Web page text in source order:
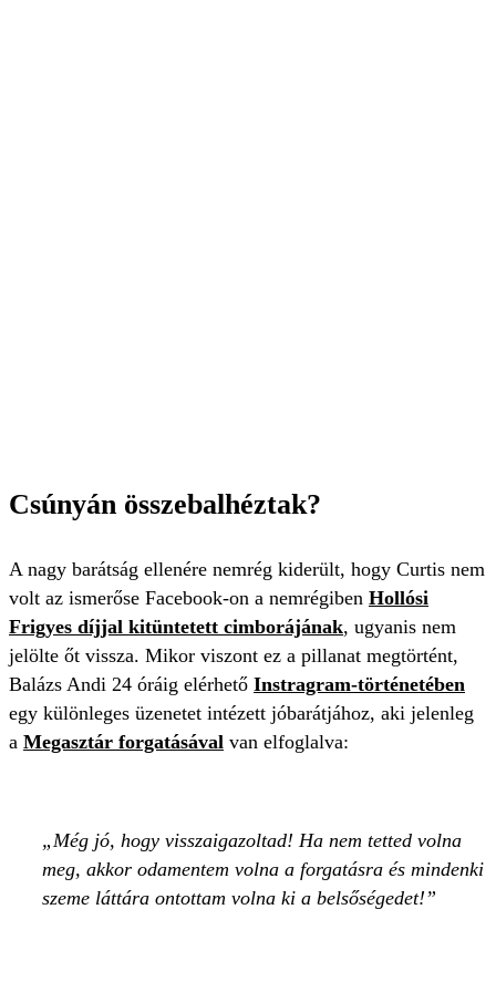
Csúnyán összebalhéztak?
A nagy barátság ellenére nemrég kiderült, hogy Curtis nem
volt az ismerőse Facebook-on a nemrégiben Hollósi
Frigyes díjjal kitüntetett cimborájának, ugyanis nem
jelölte őt vissza. Mikor viszont ez a pillanat megtörtént,
Balázs Andi 24 óráig elérhető Instragram-történetében
egy különleges üzenetet intézett jóbarátjához, aki jelenleg
a Megasztár forgatásával van elfoglalva:
Még jó, hogy visszaigazoltad! Ha nem tetted volna
meg, akkor odamentem volna a forgatásra és mindenki
szeme láttára ontottam volna ki a belsőségedet!